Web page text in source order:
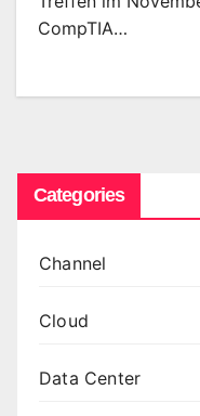
CompTIA…
Categories
Channel
Cloud
Data Center